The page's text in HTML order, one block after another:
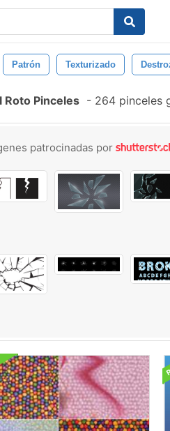
Patrón Texturizado
Roto Pinceles - 264 pinceles
patrocinadas por